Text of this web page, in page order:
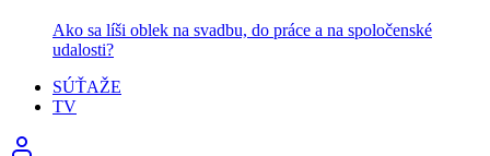
Ako sa líši oblek na svadbu, do práce a na spoločenské
udalosti?
SÚŤAŽE
TV